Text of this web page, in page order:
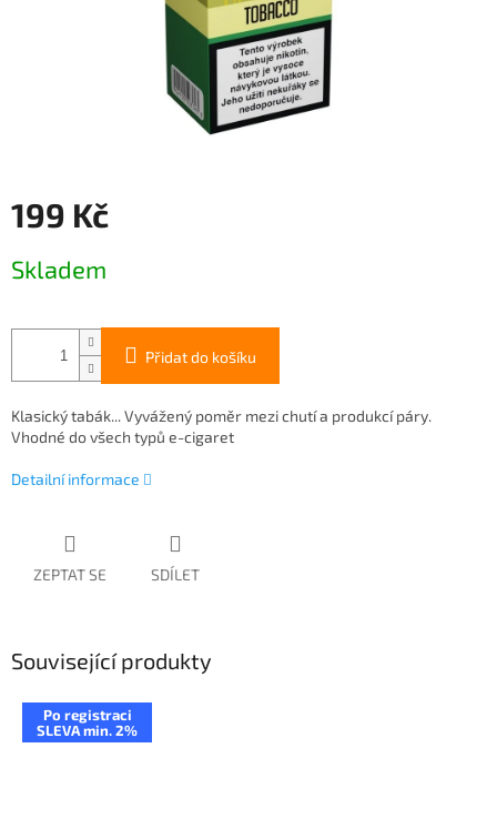
199 Kč
cena:
Skladem
Přidat do košíku
Klasický tabák... Vyvážený poměr mezi chutí a produkcí páry.
Vhodné do všech typů e-cigaret
Detailní informace
ZEPTAT SE SDÍLET
Související produkty
Po registraci
SLEVA min. 2%